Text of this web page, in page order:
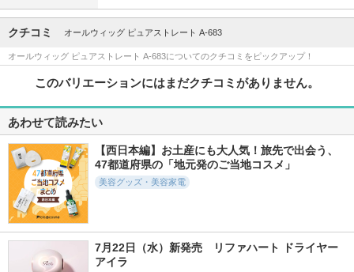
クチコミ オールウィッグ ピュアストレート A-683
オールウィッグ ピュアストレート A-683についてのクチコミをピックアップ！
このバリエーションにはまだクチコミがありません。
あわせて読みたい
【西日本編】お土産にも大人気！旅先で出会う、
47都道府県の「地元発のご当地コスメ」
美容グッズ・美容家電
7月22日（水）新発売　リファハート ドライヤー
アイラ